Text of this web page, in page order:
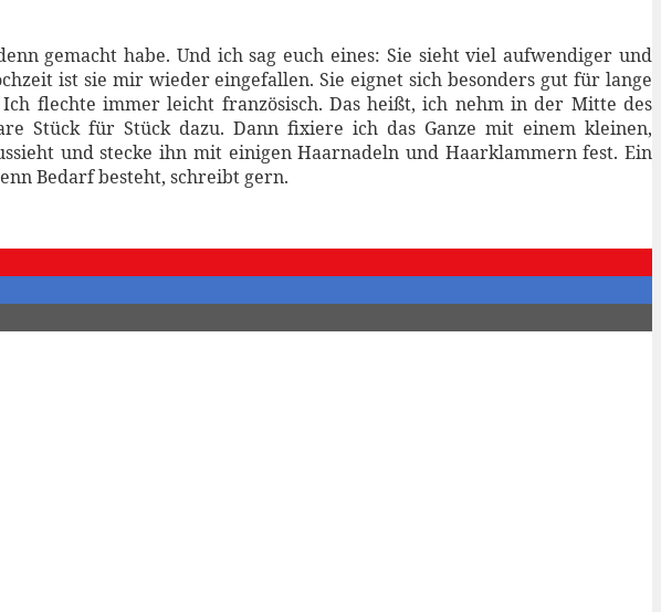
gemacht habe. Und ich sag euch eines: Sie sieht viel aufwendiger und
ist sie mir wieder eingefallen. Sie eignet sich besonders gut für lange
flechte immer leicht französisch. Das heißt, ich nehm in der Mitte des
Stück für Stück dazu. Dann fixiere ich das Ganze mit einem kleinen,
und stecke ihn mit einigen Haarnadeln und Haarklammern fest. Ein
Bedarf besteht, schreibt gern.